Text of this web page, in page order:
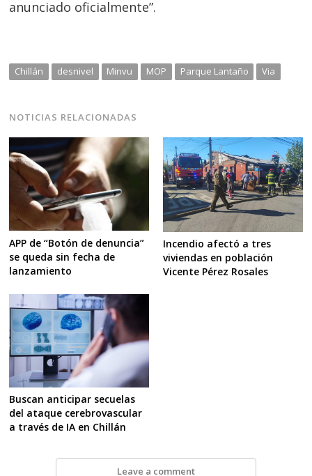
anunciado oficialmente”.
Chillán desnivel Minvu MOP Parque Lantaño Via
NOTICIAS RELACIONADAS
APP de “Botón de denuncia”
se queda sin fecha de
lanzamiento
Incendio afectó a tres
viviendas en población
Vicente Pérez Rosales
Buscan anticipar secuelas
del ataque cerebrovascular
a través de IA en Chillán
Leave a comment